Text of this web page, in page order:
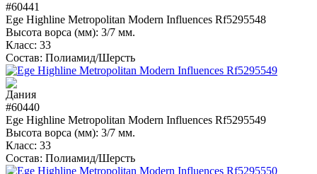
#60441
Ege Highline Metropolitan Modern Influences Rf5295548
Высота ворса (мм): 3/7 мм.
Класс: 33
Состав: Полиамид/Шерсть
#60440
Ege Highline Metropolitan Modern Influences Rf5295549
Высота ворса (мм): 3/7 мм.
Класс: 33
Состав: Полиамид/Шерсть